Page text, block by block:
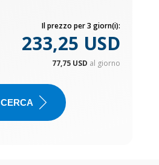
Il prezzo per 3 giorn(i):
233,25 USD
77,75 USD al giorno
CERCA